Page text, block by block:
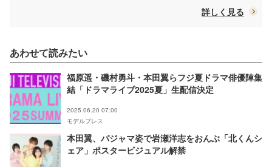
詳しく見る
あわせて読みたい
福原遥・磯村勇斗・本田翼らフジ夏ドラマ俳優陣集
結「ドラマライブ2025夏」生配信決定
2025.06.20 07:00
モデルプレス
本田翼、パジャマ姿で岩瀬洋志をおんぶ「北くんシ
ェア」ポスタービジュアル解禁